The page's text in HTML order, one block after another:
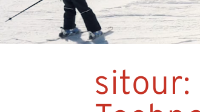
sitour: